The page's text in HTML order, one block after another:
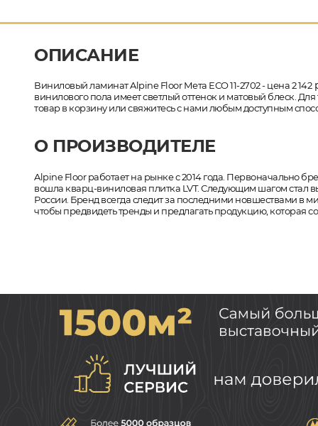
ОПИСАНИЕ
Виниловый ламинат Alpine Floor Мета ECO 11-2702 - цена 2 142
винилового пола имеет светлый оттенок и матовый блеск.
товар в корзину или свяжитесь с нами любым доступным
О ПРОИЗВОДИТЕЛЕ
Alpine Floor работает на рынке с 2014 года. Первоначально
вошла кварц-виниловая плитка LVT. Следующим шагом стал
России. Бренд всегда следит за последними новшествами в
чтобы предвидеть тренды и предлагать продукцию, которая